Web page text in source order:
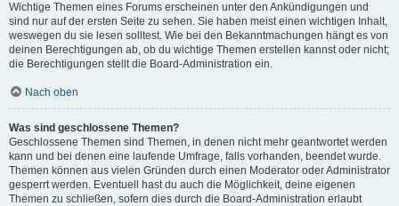
Wichtige Themen eines Forums erscheinen unter den Ankündigungen und
sind nur auf der ersten Seite zu sehen. Sie haben meist einen wichtigen Inhalt,
weswegen du sie lesen solltest. Wie bei den Bekanntmachungen hängt es von
deinen Berechtigungen ab, ob du wichtige Themen erstellen kannst oder nicht;
die Berechtigungen stellt die Board-Administration ein.
Nach oben
Was sind geschlossene Themen?
Geschlossene Themen sind Themen, in denen nicht mehr geantwortet werden
kann und bei denen eine laufende Umfrage, falls vorhanden, beendet wurde.
Themen können aus vielen Gründen durch einen Moderator oder Administrator
gesperrt werden. Eventuell hast du auch die Möglichkeit, deine eigenen
Themen zu schließen, sofern dies durch die Board-Administration erlaubt